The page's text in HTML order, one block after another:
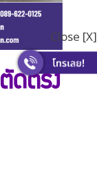
ดตรง
Close [X]